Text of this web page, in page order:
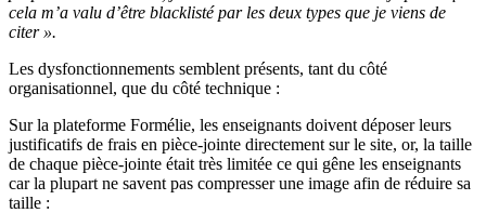
cela m’a valu d’être blacklisté par les deux types que je viens de
citer ».
Les dysfonctionnements semblent présents, tant du côté
organisationnel, que du côté technique :
Sur la plateforme Formélie, les enseignants doivent déposer leurs
justificatifs de frais en pièce-jointe directement sur le site, or, la taille
de chaque pièce-jointe était très limitée ce qui gêne les enseignants
car la plupart ne savent pas compresser une image afin de réduire sa
taille :